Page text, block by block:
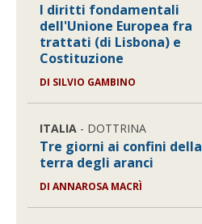
I diritti fondamentali
dell'Unione Europea fra
trattati (di Lisbona) e
Costituzione
DI SILVIO GAMBINO
ITALIA - DOTTRINA
Tre giorni ai confini della
terra degli aranci
DI ANNAROSA MACRÌ